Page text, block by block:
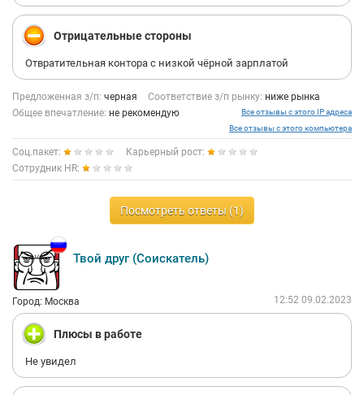
Отрицательные стороны
Отвратительная контора с низкой чёрной зарплатой
Предложенная з/п: черная Соответствие з/п рынку: ниже рынка
Общее впечатление: не рекомендую
Все отзывы с этого IP адреса
Все отзывы с этого компьютера
Соц.пакет:
Карьерный рост:
Сотрудник HR:
Посмотреть ответы (1)
Твой друг (Соискатель)
Город: Москва 12:52 09.02.2023
Плюсы в работе
Не увидел